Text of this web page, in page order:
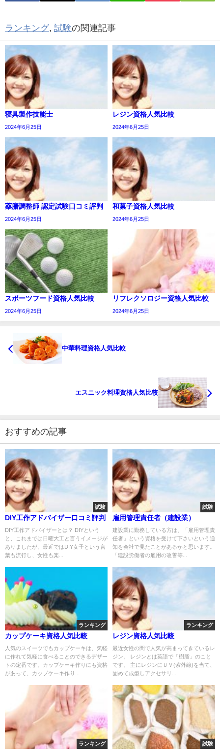
ランキング, 試験の関連記事
寝具製作技能士
2024年6月25日
レジン資格人気比較
2024年6月25日
薬膳調整師 認定試験口コミ評判
2024年6月25日
和菓子資格人気比較
2024年6月25日
スポーツフード資格人気比較
2024年6月25日
リフレクソロジー資格人気比較
2024年6月25日
中華料理資格人気比較
エスニック料理資格人気比較
おすすめの記事
試験
DIY工作アドバイザー口コミ評判
DIY工作アドバイザーとは？ DIYという
と、これまでは日曜大工と言うイメージが
ありましたが、最近ではDIY女子という言
葉も流行し、女性も楽...
試験
雇用管理責任者（建設業）
建設業に勤務している方は、「雇用管理責
任者」という資格を受けて下さいという通
知を会社で見たことがあるかと思います。
「建設労働者の雇用の改善等...
ランキング
カップケーキ資格人気比較
人気のスイーツでもカップケーキは、気軽
に作れて気軽に食べることのできるデザー
トの定番です。カップケーキ作りにも資格
があって、カップケーキ作り...
ランキング
レジン資格人気比較
最近女性の間で人気が高まってきているレ
ジン。 レジンとは英語で「樹脂」のこと
です。 主にレジンにＵＶ(紫外線)を当て、
固めて成型しアクセサリ...
ランキング 試験